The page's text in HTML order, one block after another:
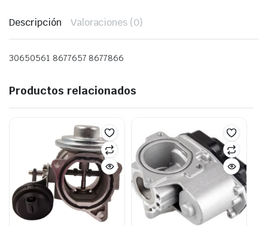
Descripción Valoraciones (0)
30650561 8677657 8677866
Productos relacionados